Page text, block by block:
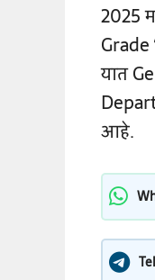
2025
यात
आहे.